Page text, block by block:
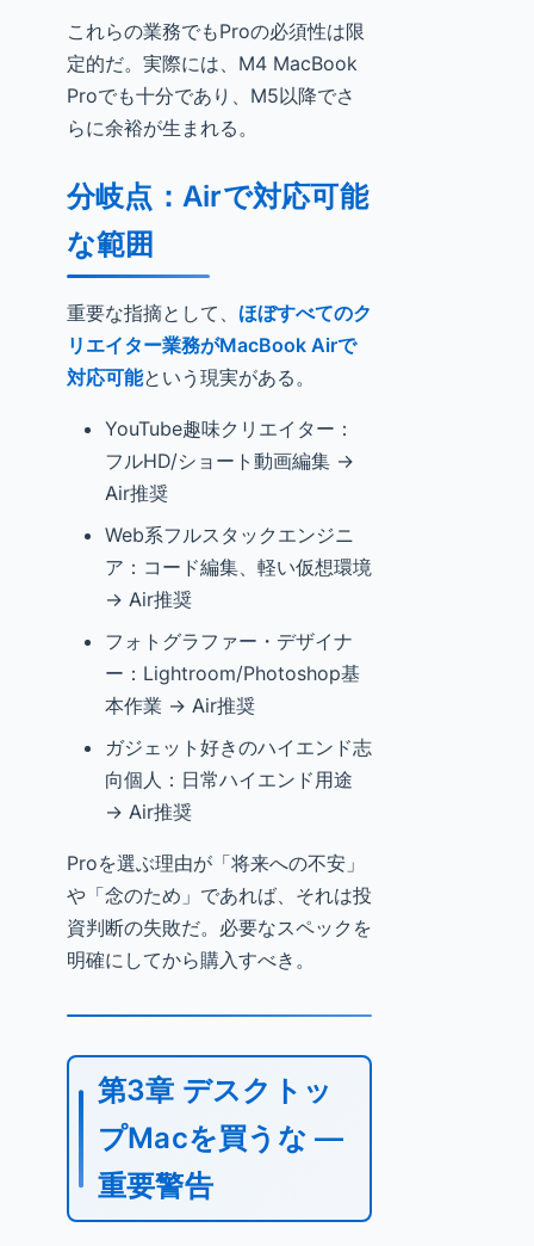
これらの業務でもProの必須性は限
定的だ。実際には、M4 MacBook
Proでも十分であり、M5以降でさ
らに余裕が生まれる。
分岐点：Airで対応可能
な範囲
重要な指摘として、 ほぼすべてのク
リエイター業務がMacBook Airで
対応可能という現実がある。
YouTube趣味クリエイター：
フルHD/ショート動画編集 →
Air推奨
Web系フルスタックエンジニ
ア：コード編集、軽い仮想環境
→ Air推奨
フォトグラファー・デザイナ
ー：Lightroom/Photoshop基
本作業 → Air推奨
ガジェット好きのハイエンド志
向個人：日常ハイエンド用途
→ Air推奨
Proを選ぶ理由が「将来への不安」
や「念のため」であれば、それは投
資判断の失敗だ。必要なスペックを
明確にしてから購入すべき。
第3章 デスクトッ
プMacを買うな —
重要警告